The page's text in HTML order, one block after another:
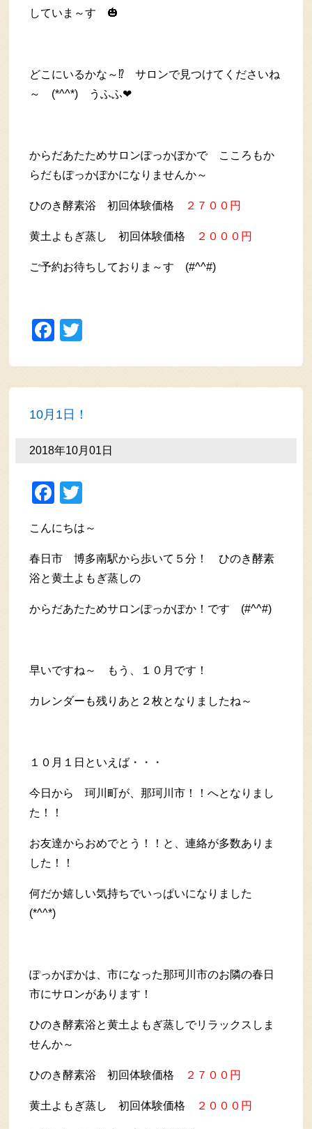
していま～す 🎃
どこにいるかな～⁉ サロンで見つけてくださいね
～ (*^^*) うふふ❤
からだあたためサロンぽっかぽかで こころもか
らだもぽっかぽかになりませんか～
ひのき酵素浴 初回体験価格 ２７００円
黄土よもぎ蒸し 初回体験価格 ２０００円
ご予約お待ちしておりま～す (#^^#)
Facebook
10月1日！
2018年10月01日
Facebook
こんにちは～
春日市 博多南駅から歩いて５分！ ひのき酵素
浴と黄土よもぎ蒸しの
からだあたためサロンぽっかぽか！です (#^^#)
早いですね～ もう、１０月です！
カレンダーも残りあと２枚となりましたね～
１０月１日といえば・・・
今日から 珂川町が、那珂川市！！へとなりまし
た！！
お友達からおめでとう！！と、連絡が多数ありま
した！！
何だか嬉しい気持ちでいっぱいになりました
(*^^*)
ぽっかぽかは、市になった那珂川市のお隣の春日
市にサロンがあります！
ひのき酵素浴と黄土よもぎ蒸しでリラックスしま
せんか～
ひのき酵素浴 初回体験価格 ２７００円
黄土よもぎ蒸し 初回体験価格 ２０００円